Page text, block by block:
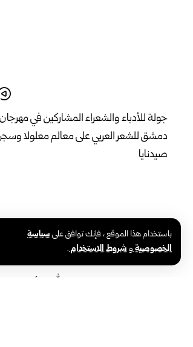
باستخدام هذا الموقع ، فإنك توافق علىسياسة
الخصوصيةوشروط الاستخدام.
جولة للأدباء والشعراء المشاركين في مهرجان
دمشق للشعر العربي على معالم معلولا
صيدنايا